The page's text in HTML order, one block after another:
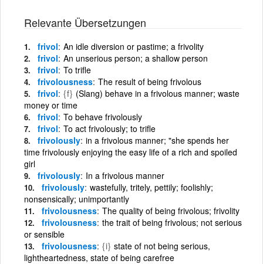
Relevante Übersetzungen
frivol An idle diversion or pastime; a frivolity
frivol An unserious person; a shallow person
frivol To trifle
frivolousness The result of being frivolous
frivol {f} (Slang) behave in a frivolous manner; waste
money or time
frivol To behave frivolously
frivol To act frivolously; to trifle
frivolously in a frivolous manner; "she spends her
time frivolously enjoying the easy life of a rich and spoiled
girl
frivolously In a frivolous manner
frivolously wastefully, tritely, pettily; foolishly;
nonsensically; unimportantly
frivolousness The quality of being frivolous; frivolity
frivolousness the trait of being frivolous; not serious
or sensible
frivolousness {i} state of not being serious,
lightheartedness, state of being carefree